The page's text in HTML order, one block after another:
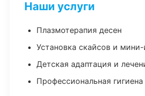
Наши услуги
Плазмотерапия десен
Установка скайсов и
Детская адаптация и
Профессиональная